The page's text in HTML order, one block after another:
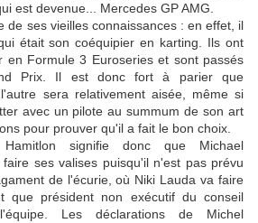
est devenue... Mercedes GP AMG.
de ses vieilles connaissances : en effet, il
était son coéquipier en karting. Ils ont
en Formule 3 Euroseries et sont passés
Prix. Il est donc fort à parier que
sera relativement aisée, même si
avec un pilote au summum de son art
pour prouver qu'il a fait le bon choix.
signifie donc que Michael
ses valises puisqu'il n'est pas prévu
de l'écurie, où Niki Lauda va faire
que président non exécutif du conseil
Les déclarations de Michel